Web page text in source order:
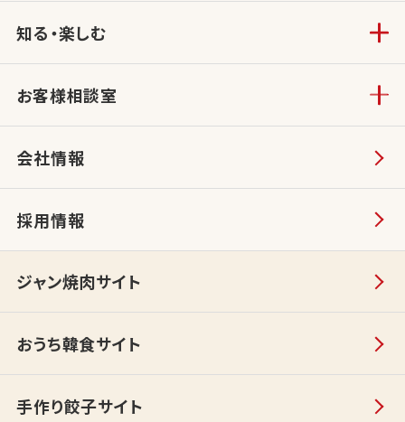
知る・楽しむ
お客様相談室
会社情報
採用情報
ジャン焼肉サイト
おうち韓食サイト
手作り餃子サイト